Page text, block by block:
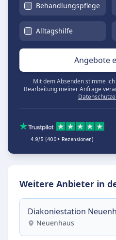
Behandlungspflege
Alltagshilfe
Angebote
Mit dem Absenden stimme
Bearbeitung meiner Anfrage
4.9/5 (400+ Rezensionen)
Weitere Anbieter in
Diakoniestation
Neuenhaus